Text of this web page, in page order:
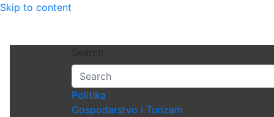
Skip to content
Search
Politika
Gospodarstvo i Turizam